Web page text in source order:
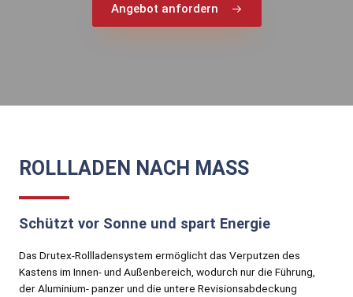
Angebot anfordern
ROLLLADEN NACH MASS
Schützt vor Sonne und spart Energie
Das Drutex-Rollladensystem ermöglicht das Verputzen des
Kastens im Innen- und Außenbereich, wodurch nur die Führung,
der Aluminium- panzer und die untere Revisionsabdeckung